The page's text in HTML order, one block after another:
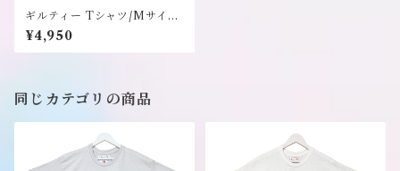
ギルティー Tシャツ/Mサイズ/
ライトブルー/ステッカーのノ
ベルティ付き《SAU》
¥4,950
同じカテゴリの商品